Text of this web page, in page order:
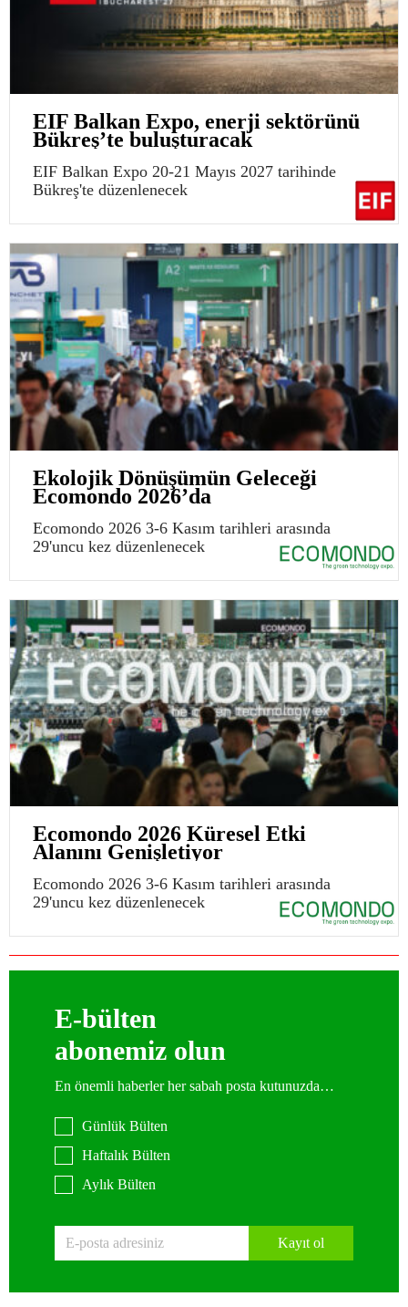
EIF Balkan Expo, enerji sektörünü
Bükreş’te buluşturacak
EIF Balkan Expo 20-21 Mayıs 2027 tarihinde
Bükreş'te düzenlenecek
Ekolojik Dönüşümün Geleceği
Ecomondo 2026’da
Ecomondo 2026 3-6 Kasım tarihleri arasında
29'uncu kez düzenlenecek
Ecomondo 2026 Küresel Etki
Alanını Genişletiyor
Ecomondo 2026 3-6 Kasım tarihleri arasında
29'uncu kez düzenlenecek
E-bülten
abonemiz olun
En önemli haberler her sabah posta kutunuzda…
Günlük Bülten
Haftalık Bülten
Aylık Bülten
Kayıt ol